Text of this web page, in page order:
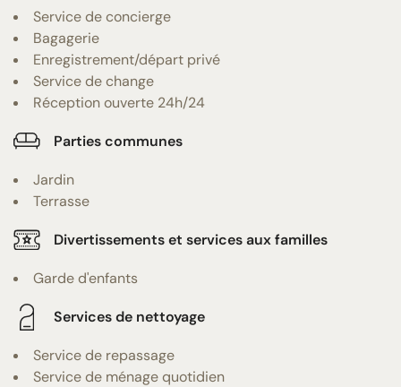
Service de concierge
Bagagerie
Enregistrement/départ privé
Service de change
Réception ouverte 24h/24
Parties communes
Jardin
Terrasse
Divertissements et services aux familles
Garde d'enfants
Services de nettoyage
Service de repassage
Service de ménage quotidien